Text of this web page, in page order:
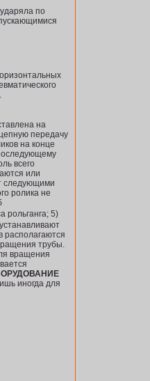
по
на
передачу
на конце
всего
или
следующими
ролика не
рольганга; 5)
располагаются
трубы.
вращения
иногда для